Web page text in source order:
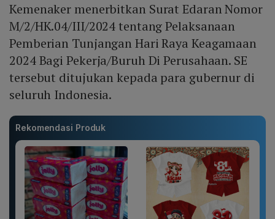
Kemenaker menerbitkan Surat Edaran Nomor
M/2/HK.04/III/2024 tentang Pelaksanaan
Pemberian Tunjangan Hari Raya Keagamaan
2024 Bagi Pekerja/Buruh Di Perusahaan. SE
tersebut ditujukan kepada para gubernur di
seluruh Indonesia.
Rekomendasi Produk